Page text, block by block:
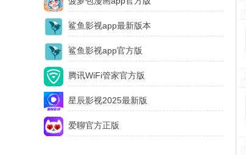
鲨鱼影视app最新版本
鲨鱼影视app官方版
腾讯WiFi管家官方版
星辰影视2025最新版
爱聊官方正版